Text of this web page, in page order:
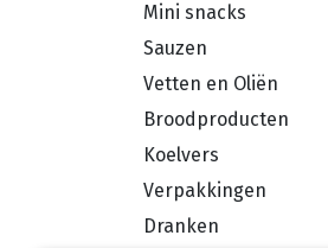
Mini snacks
Sauzen
Vetten en Oliën
Broodproducten
Koelvers
Verpakkingen
Dranken